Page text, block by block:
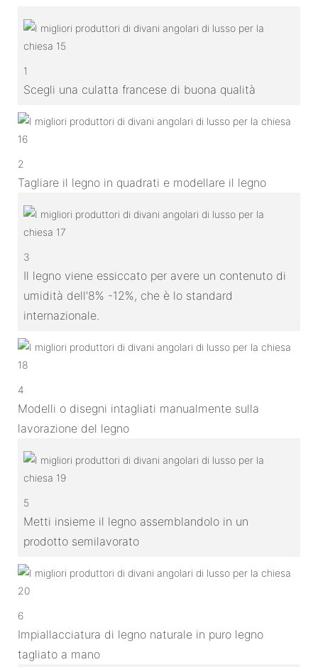
1
Scegli una culatta francese di buona qualità
2
Tagliare il legno in quadrati e modellare il legno
3
Il legno viene essiccato per avere un contenuto di
umidità dell'8% -12%, che è lo standard
internazionale.
4
Modelli o disegni intagliati manualmente sulla
lavorazione del legno
5
Metti insieme il legno assemblandolo in un
prodotto semilavorato
6
Impiallacciatura di legno naturale in puro legno
tagliato a mano